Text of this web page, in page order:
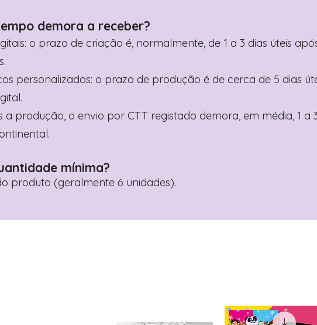
demora a receber?
o prazo de criação é, normalmente, de 1 a 3 dias úteis
personalizados: o prazo de produção é de cerca de 5 dias
a produção, o envio por CTT registado demora, em média, 1 a
mínima?
produto (geralmente 6 unidades).